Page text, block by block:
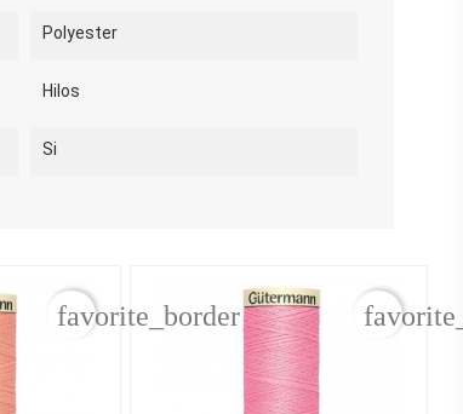
Polyester
Hilos
Si
favorite_border